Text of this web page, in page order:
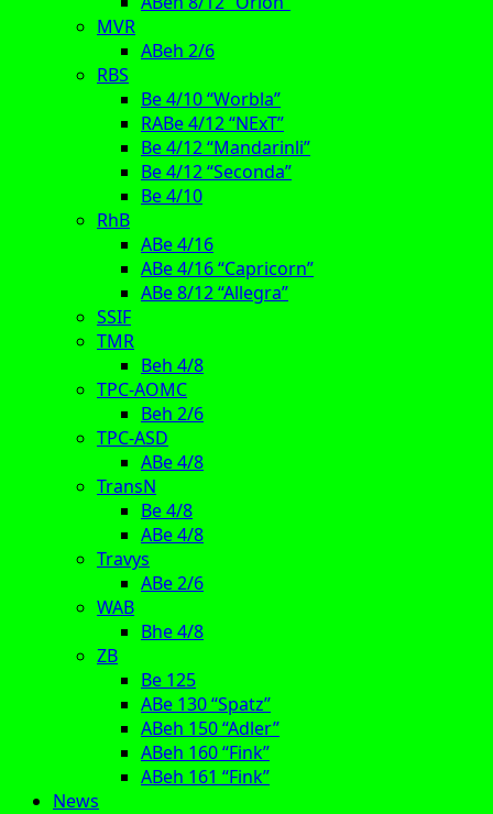
MVR
ABeh 2/6
RBS
Be 4/10 “Worbla”
RABe 4/12 “NExT”
Be 4/12 “Mandarinli”
Be 4/12 “Seconda”
Be 4/10
RhB
ABe 4/16
ABe 4/16 “Capricorn”
ABe 8/12 “Allegra”
SSIF
TMR
Beh 4/8
TPC-AOMC
Beh 2/6
TPC-ASD
ABe 4/8
TransN
Be 4/8
ABe 4/8
Travys
ABe 2/6
WAB
Bhe 4/8
ZB
Be 125
ABe 130 “Spatz”
ABeh 150 “Adler”
ABeh 160 “Fink”
ABeh 161 “Fink”
News